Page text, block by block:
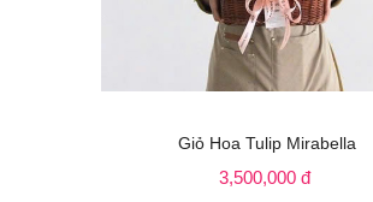
Giỏ Hoa Tulip Mirabella
3,500,000 đ